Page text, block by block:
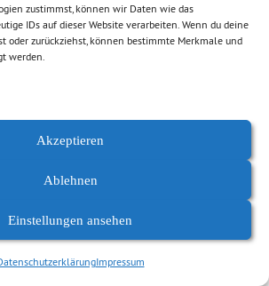
zustimmst, können wir Daten wie das
IDs auf dieser Website verarbeiten. Wenn du deine
oder zurückziehst, können bestimmte Merkmale und
werden.
Akzeptieren
Ablehnen
Einstellungen ansehen
Impressum